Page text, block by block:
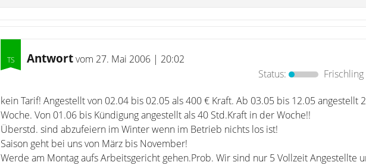
Antwortvom 27. Mai 2006 | 20:02
Status:
Frischling
kein Tarif! Angestellt von 02.04 bis 02.05 als 400 € Kraft. Ab 03.05 bis 12.05 angestellt
Woche. Von 01.06 bis Kündigung angestellt als 40 Std.Kraft in der Woche!!
Überstd. sind abzufeiern im Winter wenn im Betrieb nichts los ist!
Saison geht bei uns von März bis November!
Werde am Montag aufs Arbeitsgericht gehen.Prob. Wir sind nur 5 Vollzeit Angestellte